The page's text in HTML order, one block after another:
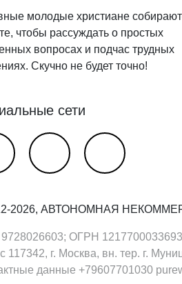
молодые христиане
чтобы рассуждать о простых
вопросах и подчас трудных
Скучно не будет точно!
сети
2026, АВТОНОМНАЯ
ОГРН
117342, г. Москва, вн. тер. г.
данные +79607701030